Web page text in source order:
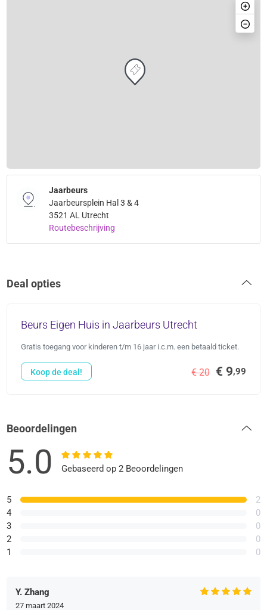
Jaarbeurs
Jaarbeursplein Hal 3 & 4
3521 AL Utrecht
Routebeschrijving
Deal opties
Beurs Eigen Huis in Jaarbeurs Utrecht
Gratis toegang voor kinderen t/m 16 jaar i.c.m. een betaald ticket.
€ 20 € 9,99
Koop de deal!
Beoordelingen
5.0 Gebaseerd op 2 Beoordelingen
5
4
3
2
1
2
0
0
0
0
Y. Zhang
27 maart 2024